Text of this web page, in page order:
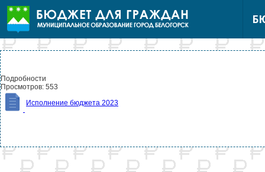
Подробности
Просмотров: 553
Исполнение бюджета 2023